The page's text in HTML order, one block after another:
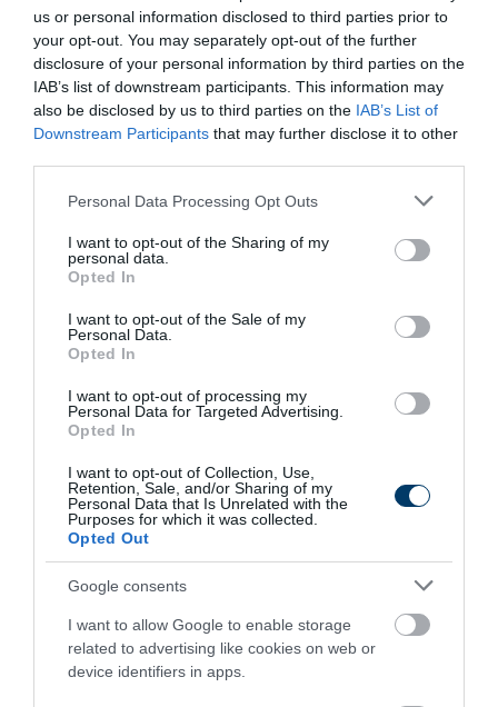
us or personal information disclosed to third parties prior to
your opt-out. You may separately opt-out of the further
disclosure of your personal information by third parties on the
IAB’s list of downstream participants. This information may
also be disclosed by us to third parties on the IAB’s List of
Downstream Participants that may further disclose it to other
Please note that this website/app uses one or more Google
not limited to your visit or usage behaviour. You may click to
grant or deny consent to Google and its third-party tags to
use your data for below specified purposes in below Google
consent section.
Personal Data Processing Opt Outs
I want to opt-out of the Sharing of my
personal data.
Opted In
I want to opt-out of the Sale of my
Personal Data.
Opted In
I want to opt-out of processing my
Personal Data for Targeted Advertising.
Opted In
I want to opt-out of Collection, Use,
Retention, Sale, and/or Sharing of my
Personal Data that Is Unrelated with the
Purposes for which it was collected.
Opted Out
Google consents
I want to allow Google to enable storage
related to advertising like cookies on web or
device identifiers in apps.
Tap Your Home Equity Without Touching Your
252 132 373
10 h 49 min
Fungus Dries Up And Falls Off After The First